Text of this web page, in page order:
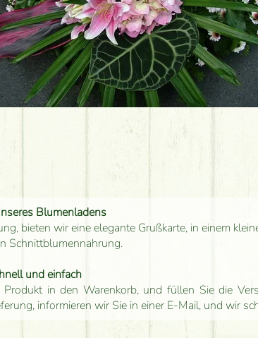
Blumenladens
bieten wir eine elegante Grußkarte, in einem
Schnittblumennahrung.
und einfach
in den Warenkorb, und füllen Sie die
informieren wir Sie in einer E-Mail, und wir